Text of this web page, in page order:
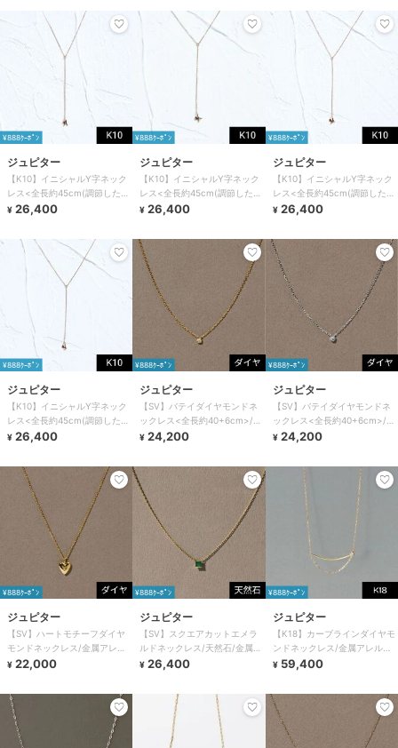
¥888ｸｰﾎﾟﾝ
ジュピター
【K10】イニシャルY字ネック
レス<全長約45cm(調節した時
の長さ42cm)>
¥ 26,400
¥888ｸｰﾎﾟﾝ
ジュピター
【K10】イニシャルY字ネック
レス<全長約45cm(調節した時
の長さ42cm)>
¥ 26,400
¥888ｸｰﾎﾟﾝ
ジュピター
【K10】イニシャルY字ネック
レス<全長約45cm(調節した時
の長さ42cm)>
¥ 26,400
¥888ｸｰﾎﾟﾝ
ジュピター
【K10】イニシャルY字ネック
レス<全長約45cm(調節した時
の長さ42cm)>
¥ 26,400
¥888ｸｰﾎﾟﾝ
ジュピター
【SV】バテイダイヤモンドネ
ックレス<全長約40+6cm>/金
属アレルギー対応
¥ 24,200
¥888ｸｰﾎﾟﾝ
ジュピター
【SV】バテイダイヤモンドネ
ックレス<全長約40+6cm>/金
属アレルギー対応
¥ 24,200
¥888ｸｰﾎﾟﾝ
ジュピター
【SV】ハートモチーフダイヤ
モンドネックレス/金属アレル
ギー対応 ゴールド
¥ 22,000
¥888ｸｰﾎﾟﾝ
ジュピター
【SV】スクエアカットエメラ
ルドネックレス/天然石/金属ア
レルギー対応<全長約
¥ 26,400
¥888ｸｰﾎﾟﾝ
ジュピター
【K18】カーブラインダイヤモ
ンドネックレス/金属アレルギ
ー対応<全長約40cm(調整可
¥ 59,400